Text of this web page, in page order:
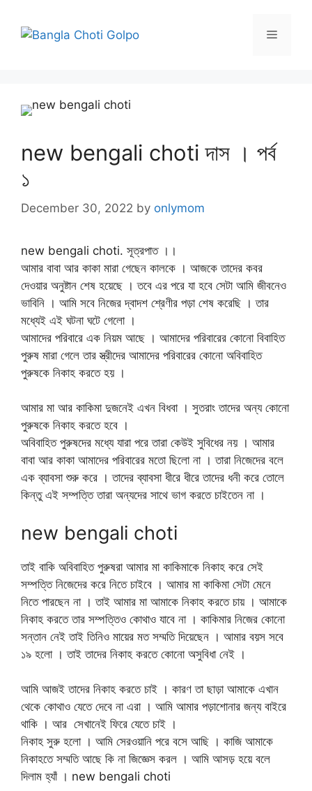
content
Menu
new bengali choti দাস । পর্ব
১
December 30, 2022 by onlymom
new bengali choti. সূত্রপাত ।।
আমার বাবা আর কাকা মারা গেছেন কালকে । আজকে তাদের কবর
দেওয়ার অনুষ্টান শেষ হয়েছে । তবে এর পরে যা হবে সেটা আমি জীবনেও
ভাবিনি । আমি সবে নিজের দ্বাদশ শ্রেণীর পড়া শেষ করেছি । তার
মধ্যেই এই ঘটনা ঘটে গেলো ।
আমাদের পরিবারে এক নিয়ম আছে । আমাদের পরিবারের কোনো বিবাহিত
পুরুষ মারা গেলে তার স্ত্রীদের আমাদের পরিবারের কোনো অবিবাহিত
পুরুষকে নিকাহ করতে হয় ।
আমার মা আর কাকিমা দুজনেই এখন বিধবা । সুতরাং তাদের অন্য কোনো
পুরুষকে নিকাহ করতে হবে ।
অবিবাহিত পুরুষদের মধ্যে যারা পরে তারা কেউই সুবিধের নয় । আমার
বাবা আর কাকা আমাদের পরিবারের মতো ছিলো না । তারা নিজেদের বলে
এক ব্যাবসা শুরু করে । তাদের ব্যাবসা ধীরে ধীরে তাদের ধনী করে তোলে
কিন্তু এই সম্পত্তি তারা অন্যদের সাথে ভাগ করতে চাইতেন না ।
new bengali choti
তাই বাকি অবিবাহিত পুরুষরা আমার মা কাকিমাকে নিকাহ করে সেই
সম্পত্তি নিজেদের করে নিতে চাইবে । আমার মা কাকিমা সেটা মেনে
নিতে পারছেন না । তাই আমার মা আমাকে নিকাহ করতে চায় । আমাকে
নিকাহ করতে তার সম্পত্তিও কোথাও যাবে না । কাকিমার নিজের কোনো
সন্তান নেই তাই তিনিও মায়ের মত সম্মতি দিয়েছেন । আমার বয়স সবে
১৯ হলো । তাই তাদের নিকাহ করতে কোনো অসুবিধা নেই ।
আমি আজই তাদের নিকাহ করতে চাই । কারণ তা ছাড়া আমাকে এখান
থেকে কোথাও যেতে দেবে না এরা । আমি আমার পড়াশোনার জন্য বাইরে
থাকি । আর সেখানেই ফিরে যেতে চাই ।
নিকাহ সুরু হলো । আমি সেরওয়ানি পরে বসে আছি । কাজি আমাকে
নিকাহতে সম্মতি আছে কি না জিজ্ঞেস করল । আমি আসড় হয়ে বলে
দিলাম হ্যাঁ । new bengali choti